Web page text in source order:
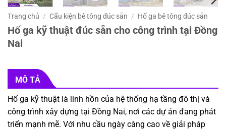
Trang chủ / Cấu kiện bê tông đúc sẵn / Hố ga bê tông đúc sẵn
Hố ga kỹ thuật đúc sẵn cho công trình tại Đồng
Nai
MÔ TẢ
Hố ga kỹ thuật là linh hồn của hệ thống hạ tầng đô thị và
công trình xây dựng tại Đồng Nai, nơi các dự án đang phát
triển mạnh mẽ. Với nhu cầu ngày càng cao về giải pháp